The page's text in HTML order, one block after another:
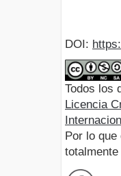
DOI:
Todos los
Licencia
Por lo